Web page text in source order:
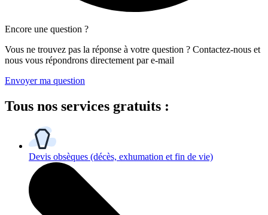
Encore une question ?
Vous ne trouvez pas la réponse à votre question ? Contactez-nous et
nous vous répondrons directement par e-mail
Envoyer ma question
Tous nos services gratuits :
Devis obsèques (décès, exhumation et fin de vie)